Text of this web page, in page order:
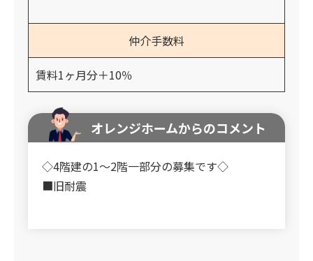
仲介手数料
賃料1ヶ月分＋10％
オレンジホームからのコメント
◇4階建の1～2階一部分の募集です◇
■旧耐震